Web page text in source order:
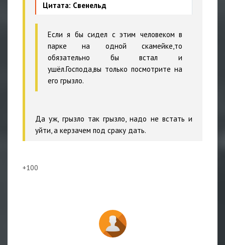
Цитата: Свенельд
Если я бы сидел с этим человеком в
парке на одной скамейке,то
обязательно бы встал и
ушёл.Господа,вы только посмотрите на
его грызло.
Да уж, грызло так грызло, надо не встать и
уйти, а керзачем под сраку дать.
+100